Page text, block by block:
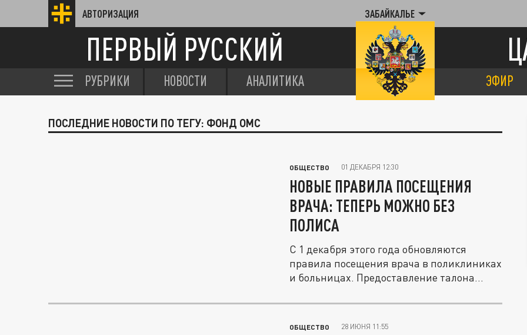
АВТОРИЗАЦИЯ ЗАБАЙКАЛЬЕ
ПЕРВЫЙ РУССКИЙ
РУБРИКИ НОВОСТИ АНАЛИТИКА ЭФИР
ПОСЛЕДНИЕ НОВОСТИ ПО ТЕГУ: ФОНД ОМС
ОБЩЕСТВО 01 ДЕКАБРЯ 12:30
НОВЫЕ ПРАВИЛА ПОСЕЩЕНИЯ
ВРАЧА: ТЕПЕРЬ МОЖНО БЕЗ
ПОЛИСА
С 1 декабря этого года обновляются
правила посещения врача в поликлиниках
и больницах. Предоставление талона...
ОБЩЕСТВО 28 ИЮНЯ 11:55